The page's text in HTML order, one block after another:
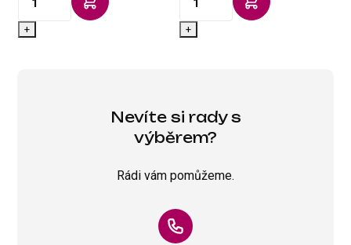
+ +
Nevíte si rady s
výběrem?
Rádi vám pomůžeme.